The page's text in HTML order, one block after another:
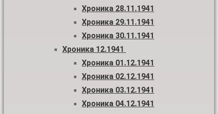
Хроника 28.11.1941
Хроника 29.11.1941
Хроника 30.11.1941
Хроника 12.1941
Хроника 01.12.1941
Хроника 02.12.1941
Хроника 03.12.1941
Хроника 04.12.1941